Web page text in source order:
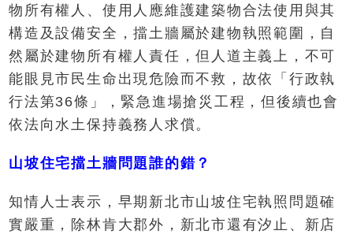
物所有權人、使用人應維護建築物合法使用與其
構造及設備安全，擋土牆屬於建物執照範圍，自
然屬於建物所有權人責任，但人道主義上，不可
能眼見市民生命出現危險而不救，故依「行政執
行法第36條」，緊急進場搶災工程，但後續也會
依法向水土保持義務人求償。
山坡住宅擋土牆問題誰的錯？
知情人士表示，早期新北市山坡住宅執照問題確
實嚴重，除林肯大郡外，新北市還有汐止、新店